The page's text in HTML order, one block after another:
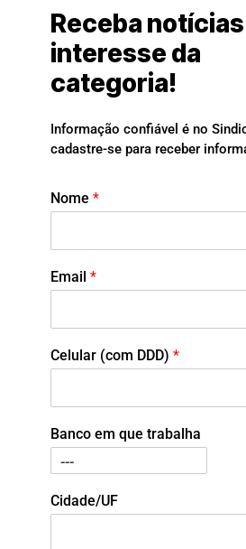
Receba
interesse da
categoria!
Informação confiável é no
cadastre-se para receber
Nome *
Email *
Celular (com DDD) *
Banco em que trabalha
Cidade/UF